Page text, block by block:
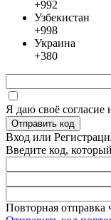
+992
Узбекистан
+998
Украина
+380
Я даю своё согласие
Отправить код
Вход или
Введите код,
Повторная отправка